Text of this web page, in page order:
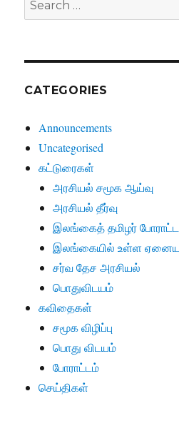
for:
CATEGORIES
Announcements
Uncategorised
கட்டுரைகள்
அரசியல் சமூக ஆய்வு
அரசியல் தீர்வு
இலங்கைத் தமிழர்
இலங்கையில் உள்ள ஏனைய
சர்வ தேச அரசியல்
பொதுவிடயம்
கவிதைகள்
சமூக விழிப்பு
பொது விடயம்
போராட்டம்
செய்திகள்